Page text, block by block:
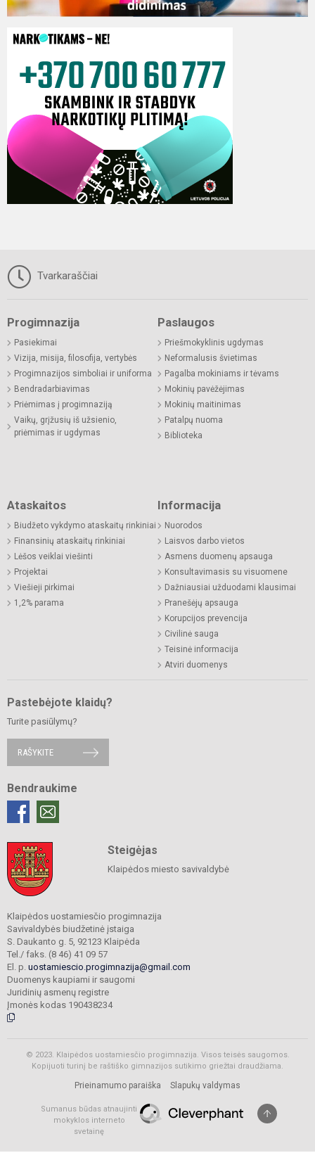
Tvarkaraščiai
Progimnazija
Pasiekimai
Vizija, misija, filosofija, vertybės
Progimnazijos simboliai ir uniforma
Bendradarbiavimas
Priėmimas į progimnaziją
Vaikų, grįžusių iš užsienio,
priėmimas ir ugdymas
Paslaugos
Priešmokyklinis ugdymas
Neformalusis švietimas
Pagalba mokiniams ir tėvams
Mokinių pavėžėjimas
Mokinių maitinimas
Patalpų nuoma
Biblioteka
Ataskaitos
Biudžeto vykdymo ataskaitų rinkiniai
Finansinių ataskaitų rinkiniai
Lėšos veiklai viešinti
Projektai
Viešieji pirkimai
1,2% parama
Informacija
Nuorodos
Laisvos darbo vietos
Asmens duomenų apsauga
Konsultavimasis su visuomene
Dažniausiai užduodami klausimai
Pranešėjų apsauga
Korupcijos prevencija
Civilinė sauga
Teisinė informacija
Atviri duomenys
Pastebėjote klaidų?
Turite pasiūlymų?
RAŠYKITE
Bendraukime
Steigėjas
Klaipėdos miesto savivaldybė
Klaipėdos uostamiesčio progimnazija
Savivaldybės biudžetinė įstaiga
S. Daukanto g. 5, 92123 Klaipėda
Tel./ faks. (8 46) 41 09 57
El. p. uostamiescio.progimnazija@gmail.com
Duomenys kaupiami ir saugomi
Juridinių asmenų registre
Įmonės kodas 190438234
© 2023. Klaipėdos uostamiesčio progimnazija. Visos teisės saugomos.
Kopijuoti turinį be raštiško gimnazijos sutikimo griežtai draudžiama.
Prieinamumo paraiška Slapukų valdymas
Sumanus būdas atnaujinti
mokyklos interneto
svetainę